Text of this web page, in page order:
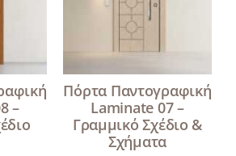
–
Πόρτα Παντογραφική
Laminate 07 –
Γραμμικό Σχέδιο &
Σχήματα